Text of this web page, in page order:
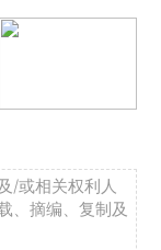
/或相关权利人
、摘编、复制及